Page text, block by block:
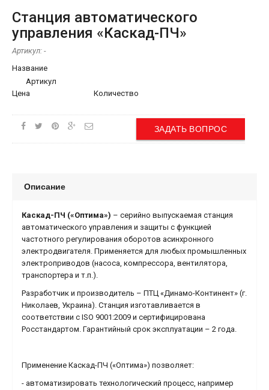
Станция автоматического
управления «Каскад-ПЧ»
Артикул: -
Название
Артикул
Цена
Количество
ЗАДАТЬ ВОПРОС
Описание
Каскад-ПЧ («Оптима») – cерийно выпускаемая станция
автоматического управления и защиты с функцией
частотного регулирования оборотов асинхронного
электродвигателя. Применяется для любых промышленных
электроприводов (насоса, компрессора, вентилятора,
транспортера и т.п.).
Разработчик и производитель – ПТЦ «Динамо-Континент» (г.
Николаев, Украина). Станция изготавливается в
соответствии с ISO 9001:2009 и сертифицирована
Росстандартом. Гарантийный срок эксплуатации – 2 года.
Применение Каскад-ПЧ («Оптима») позволяет:
- автоматизировать технологический процесс, например